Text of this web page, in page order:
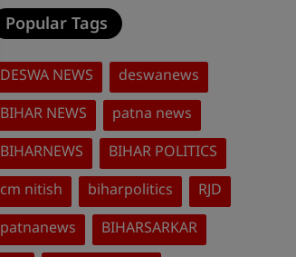
Popular Tags
DESWA NEWS
deswanews
BIHAR NEWS
patna news
BIHARNEWS
BIHAR POLITICS
cm nitish
biharpolitics
RJD
patnanews
BIHARSARKAR